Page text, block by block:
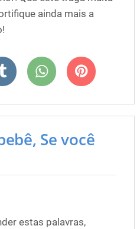
ainda mais a
Se você
estas palavras,